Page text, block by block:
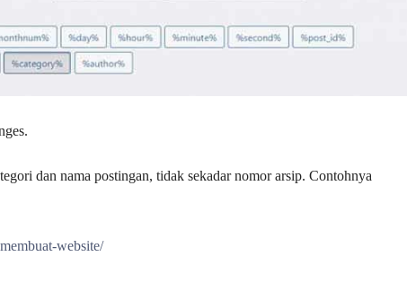
dan nama postingan, tidak sekadar nomor arsip. Contohnya
website/